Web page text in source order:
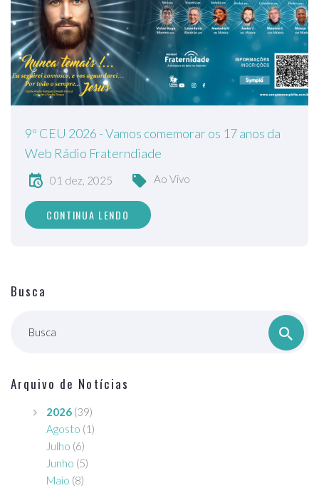
9º CEU 2026 - Vamos comemorar os 17 anos da
Web Rádio Fraterndiade
01 dez, 2025 Ao Vivo
CONTINUA LENDO
Busca
Busca
Arquivo de Notícias
2026 (39)
Agosto (1)
Julho (6)
Junho (5)
Maio (8)